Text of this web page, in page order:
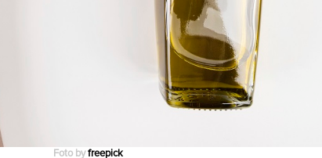
Foto byfreepick